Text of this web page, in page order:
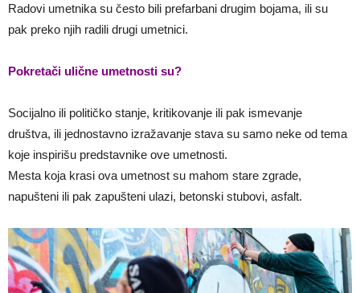
Radovi umetnika su često bili prefarbani drugim bojama, ili su
pak preko njih radili drugi umetnici.
Pokretači ulične umetnosti su?
Socijalno ili političko stanje, kritikovanje ili pak ismevanje
društva, ili jednostavno izražavanje stava su samo neke od tema
koje inspirišu predstavnike ove umetnosti.
Mesta koja krasi ova umetnost su mahom stare zgrade,
napušteni ili pak zapušteni ulazi, betonski stubovi, asfalt.